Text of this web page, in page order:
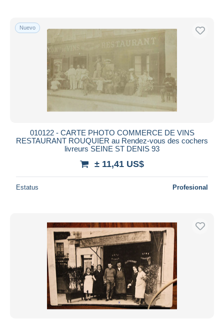
Nuevo
010122 - CARTE PHOTO COMMERCE DE VINS
RESTAURANT ROUQUIER au Rendez-vous des cochers
livreurs SEINE ST DENIS 93
± 11,41 US$
Estatus Profesional